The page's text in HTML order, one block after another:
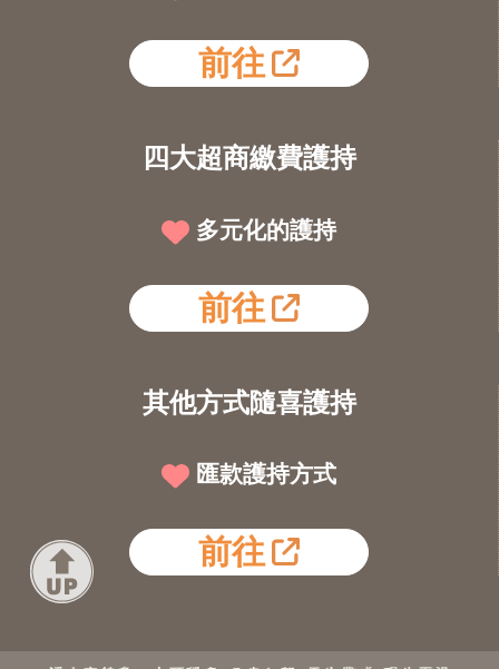
前往
四大超商繳費護持
多元化的護持
前往
其他方式隨喜護持
匯款護持方式
前往